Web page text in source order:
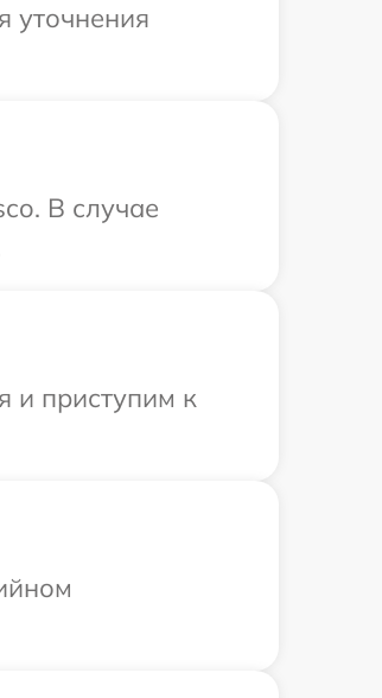
уточнения
В случае
и приступим к